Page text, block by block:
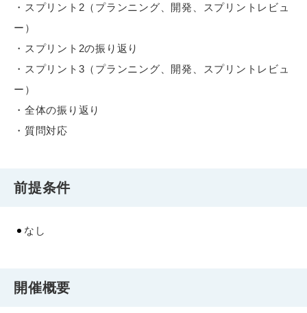
・スプリント2（プランニング、開発、スプリントレビュ
ー）
・スプリント2の振り返り
・スプリント3（プランニング、開発、スプリントレビュ
ー）
・全体の振り返り
・質問対応
前提条件
なし
開催概要